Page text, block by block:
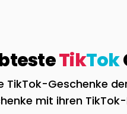
TikTok
TikTok-Geschenke
mit ihren